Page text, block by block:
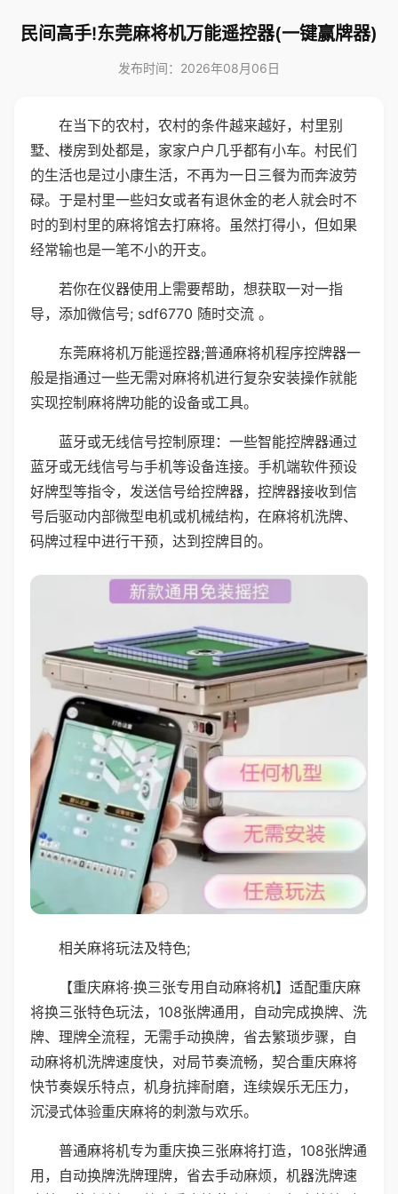
民间高手!东莞麻将机万能遥控器(一键赢牌器)
发布时间：2026年08月06日
在当下的农村，农村的条件越来越好，村里别
墅、楼房到处都是，家家户户几乎都有小车。村民们
的生活也是过小康生活，不再为一日三餐为而奔波劳
碌。于是村里一些妇女或者有退休金的老人就会时不
时的到村里的麻将馆去打麻将。虽然打得小，但如果
经常输也是一笔不小的开支。
若你在仪器使用上需要帮助，想获取一对一指
导，添加微信号; sdf6770 随时交流 。
东莞麻将机万能遥控器;普通麻将机程序控牌器一
般是指通过一些无需对麻将机进行复杂安装操作就能
实现控制麻将牌功能的设备或工具。
蓝牙或无线信号控制原理：一些智能控牌器通过
蓝牙或无线信号与手机等设备连接。手机端软件预设
好牌型等指令，发送信号给控牌器，控牌器接收到信
号后驱动内部微型电机或机械结构，在麻将机洗牌、
码牌过程中进行干预，达到控牌目的。
相关麻将玩法及特色;
【重庆麻将·换三张专用自动麻将机】适配重庆麻
将换三张特色玩法，108张牌通用，自动完成换牌、洗
牌、理牌全流程，无需手动换牌，省去繁琐步骤，自
动麻将机洗牌速度快，对局节奏流畅，契合重庆麻将
快节奏娱乐特点，机身抗摔耐磨，连续娱乐无压力，
沉浸式体验重庆麻将的刺激与欢乐。
普通麻将机专为重庆换三张麻将打造，108张牌通
用，自动换牌洗牌理牌，省去手动麻烦，机器洗牌速